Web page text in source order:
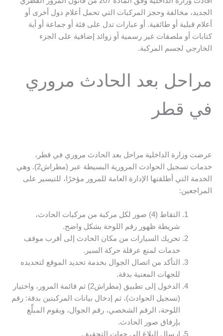
الجديد، مخالفة وحجز المركبات التي تحمل أعلام دول أخرى أو
أعلام قبلية أو طائفية. أو عبارات تدل على فئة أو جماعة أو أية
كتابات أو ملصقات غير رسمية أو زوائد إضافية على الجزء
الخارجي لجسم المركبة.
مراحل بعد الحادث مروري
في قطر
عرضت وزارة الداخلية مراحل بعد الحادث مروري في قطر،
خدمات تسجيل الحوادث المرورية البسيطة عبر (مطراش2). وهي
الخدمة التي أطلقتها الإدارة العامة للمرور مؤخرًا، للتيسير على
المراجعين:
التقاط (4) صور لكل مركبة من مركبات الحادث،
شريطة ظهور رقم اللوحة بشكل واضح.
تحريك السيارات من مكان الحادث إلى أقرب موقف
خدمات لمنع عرقلة حركة السير.
التأكد من اتصال الجوال بخدمة تحديد الموقع لتحديده
للجهات المعنية بدقة.
الدخول إلى تطبيق (مطراش2) ثم قائمة المرور، واختيار
(تسجيل الحوادث)، ثم إدخال بيانات المركبتين بدقة: رقم
اللوحة، الرقم الشخصي، رقم الجوال، ويقوم المبلِّغ
بإرفاق صور الحادث.
إرسال البلاغ إلى جهات التحقيق.